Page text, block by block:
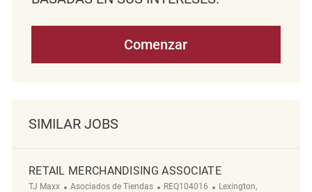
Comenzar
SIMILAR JOBS
RETAIL MERCHANDISING ASSOCIATE
TJ Maxx Categoría
Asociados de Tiendas ReqId
REQ104016 Ubicación
Lexington,